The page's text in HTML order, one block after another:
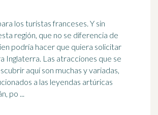
los turistas franceses. Y sin
región, que no se diferencia de
podría hacer que quiera solicitar
Inglaterra. Las atracciones que se
aquí son muchas y variadas,
a las leyendas artúricas
po ...